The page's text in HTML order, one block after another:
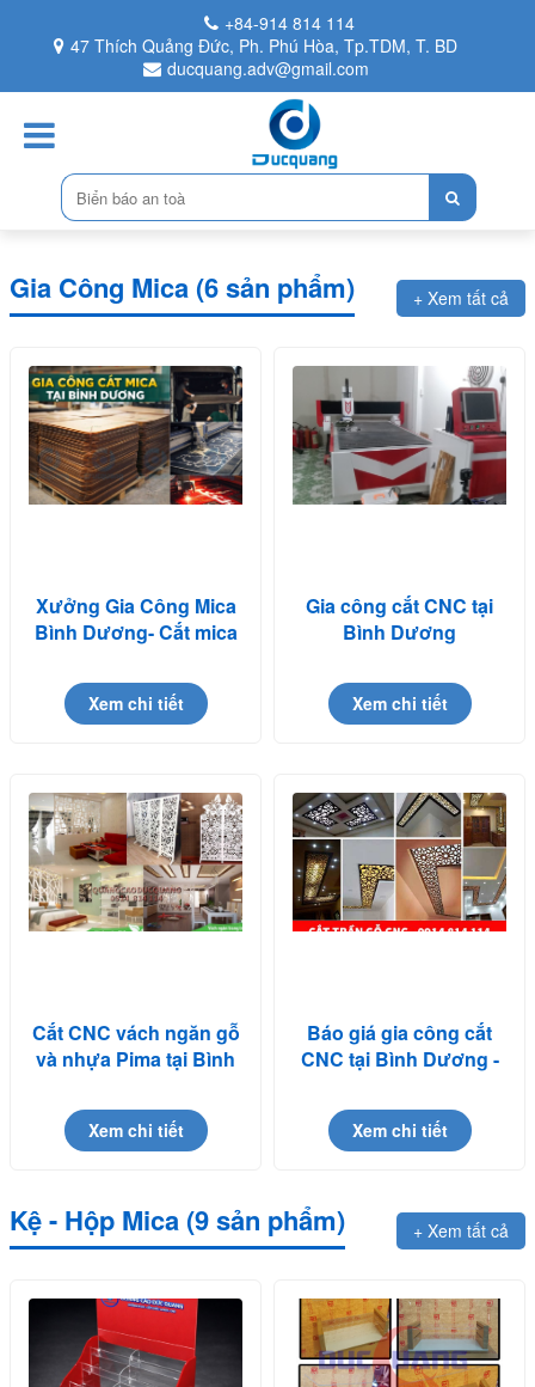
+84-914 814 114
47 Thích Quảng Đức, Ph. Phú Hòa, Tp.TDM, T. BD
ducquang.adv@gmail.com
Gia Công Mica (6 sản phẩm) + Xem tất cả
Xưởng Gia Công Mica
Bình Dương- Cắt mica
Xem chi tiết
Gia công cắt CNC tại
Bình Dương
Xem chi tiết
Cắt CNC vách ngăn gỗ
và nhựa Pima tại Bình
Xem chi tiết
Báo giá gia công cắt
CNC tại Bình Dương -
Xem chi tiết
Kệ - Hộp Mica (9 sản phẩm) + Xem tất cả